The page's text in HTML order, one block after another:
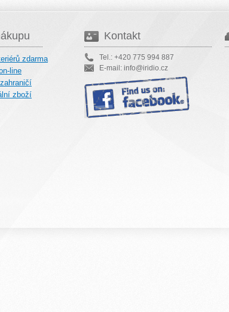
zdarma
line
zboží
Kontakt
Tel.: +420 775 994 887
E-mail: info@iridio.cz